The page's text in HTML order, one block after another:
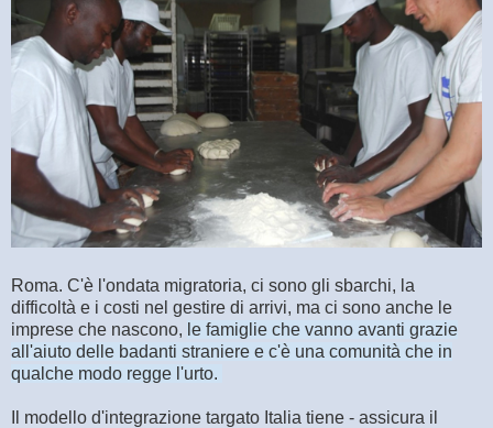
Roma. C'è l'ondata migratoria, ci sono gli sbarchi, la
difficoltà e i costi nel gestire di arrivi, ma ci sono anche le
imprese che nascono, le famiglie che vanno avanti grazie
all'aiuto delle badanti straniere e c'è una comunità che in
qualche modo regge l'urto.
Il modello d'integrazione targato Italia tiene - assicura il